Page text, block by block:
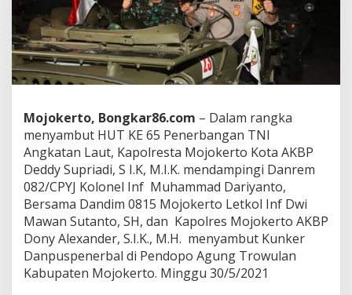
j
o
k
e
r
t
K
B
D
e
d
d
y
u
p
r
Mojokerto, Bongkar86.com – Dalam rangka
menyambut HUT KE 65 Penerbangan TNI
Angkatan Laut, Kapolresta Mojokerto Kota AKBP
Deddy Supriadi, S I.K, M.I.K. mendampingi Danrem
082/CPYJ Kolonel Inf Muhammad Dariyanto,
Bersama Dandim 0815 Mojokerto Letkol Inf Dwi
Mawan Sutanto, SH, dan Kapolres Mojokerto AKBP
Dony Alexander, S.I.K., M.H. menyambut Kunker
Danpuspenerbal di Pendopo Agung Trowulan
Kabupaten Mojokerto. Minggu 30/5/2021